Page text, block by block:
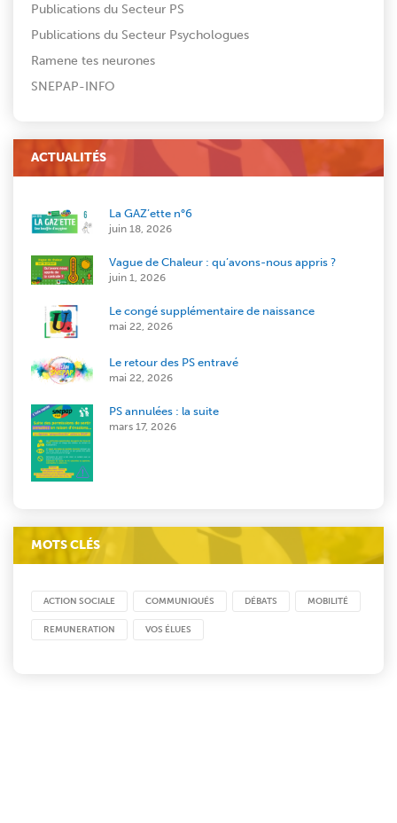
Publications du Secteur PS
Publications du Secteur Psychologues
Ramene tes neurones
SNEPAP-INFO
ACTUALITÉS
La GAZ’ette n°6
juin 18, 2026
Vague de Chaleur : qu’avons-nous appris ?
juin 1, 2026
Le congé supplémentaire de naissance
mai 22, 2026
Le retour des PS entravé
mai 22, 2026
PS annulées : la suite
mars 17, 2026
MOTS CLÉS
ACTION SOCIALE COMMUNIQUÉS DÉBATS MOBILITÉ
REMUNERATION VOS ÉLUES